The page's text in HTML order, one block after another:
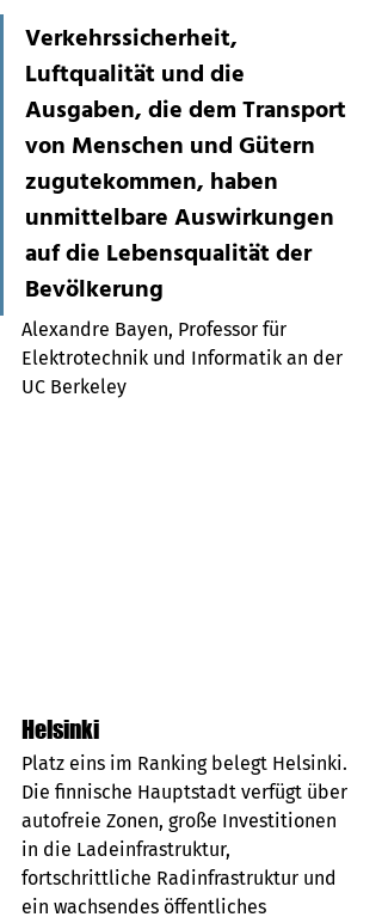
Verkehrssicherheit,
Luftqualität und die
Ausgaben, die dem Transport
von Menschen und Gütern
zugutekommen, haben
unmittelbare Auswirkungen
auf die Lebensqualität der
Bevölkerung
Alexandre Bayen, Professor für
Elektrotechnik und Informatik an der
UC Berkeley
Helsinki
Platz eins im Ranking belegt Helsinki.
Die finnische Hauptstadt verfügt über
autofreie Zonen, große Investitionen
in die Ladeinfrastruktur,
fortschrittliche Radinfrastruktur und
ein wachsendes öffentliches